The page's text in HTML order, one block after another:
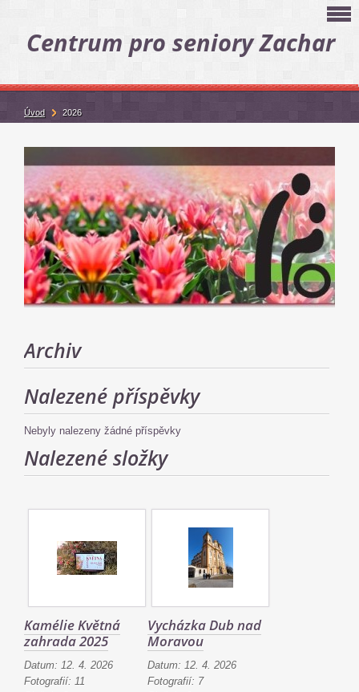
Centrum pro seniory Zachar
Archiv
Nalezené příspěvky
Nebyly nalezeny žádné příspěvky
Nalezené složky
Kamélie Květná
zahrada 2025
Datum: 12. 4. 2026
Fotografií: 11
Vycházka Dub nad
Moravou
Datum: 12. 4. 2026
Fotografií: 7
Úvod 2026